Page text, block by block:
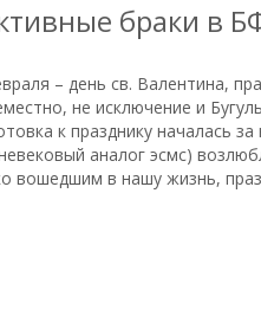
браки в
– день св. Валентина,
не исключение и
к празднику началась
аналог эсмс)
вошедшим в нашу жизнь,